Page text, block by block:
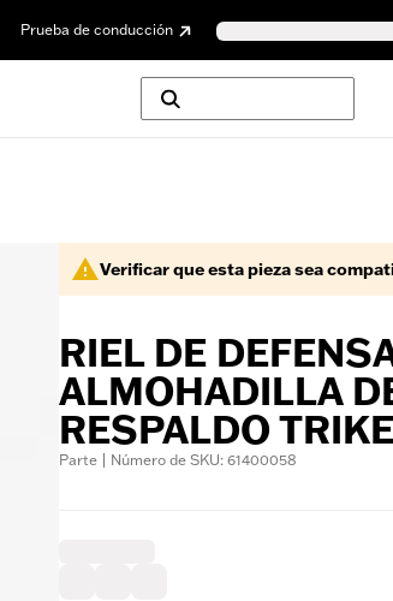
Prueba de conducción
Verificar que esta pieza sea
RIEL DE
ALMOHADILLA
RESPALDO TRIKE
Parte | Número de SKU: 61400058